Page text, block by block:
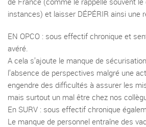
instances) et laisser DÉPÉRIR ainsi une
EN OPCO : sous effectif chronique et
avéré.
A cela s’ajoute le manque de
l’absence de perspectives malgré une
engendre des difficultés à assurer les
mais surtout un mal être chez nos
En SURV : sous effectif chronique
Le manque de personnel entraîne des